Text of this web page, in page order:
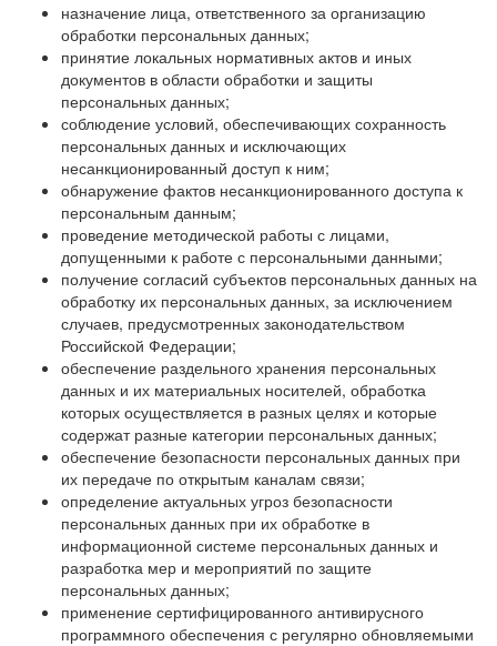
назначение лица, ответственного за организацию
обработки персональных данных;
принятие локальных нормативных актов и иных
документов в области обработки и защиты
персональных данных;
соблюдение условий, обеспечивающих сохранность
персональных данных и исключающих
несанкционированный доступ к ним;
обнаружение фактов несанкционированного доступа к
персональным данным;
проведение методической работы с лицами,
допущенными к работе с персональными данными;
получение согласий субъектов персональных данных на
обработку их персональных данных, за исключением
случаев, предусмотренных законодательством
Российской Федерации;
обеспечение раздельного хранения персональных
данных и их материальных носителей, обработка
которых осуществляется в разных целях и которые
содержат разные категории персональных данных;
обеспечение безопасности персональных данных при
их передаче по открытым каналам связи;
определение актуальных угроз безопасности
персональных данных при их обработке в
информационной системе персональных данных и
разработка мер и мероприятий по защите
персональных данных;
применение сертифицированного антивирусного
программного обеспечения с регулярно обновляемыми